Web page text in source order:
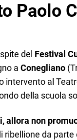
Paolo
del Festival
a Conegliano
intervento al
della scuola
allora non
ribellione da